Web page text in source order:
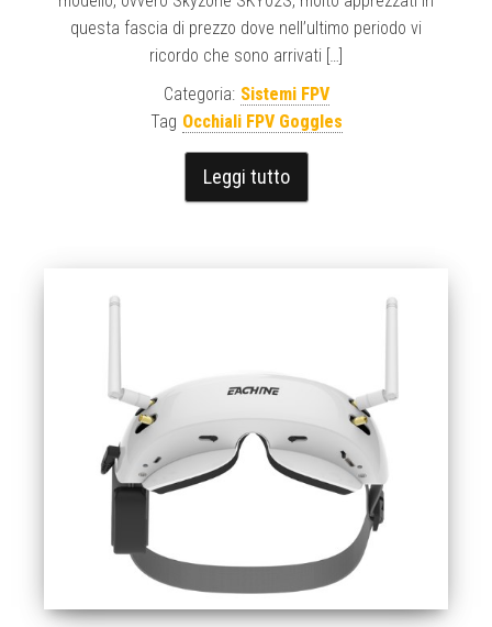
questa fascia di prezzo dove nell’ultimo periodo vi
ricordo che sono arrivati […]
Categoria: Sistemi FPV
Tag Occhiali FPV Goggles
Leggi tutto